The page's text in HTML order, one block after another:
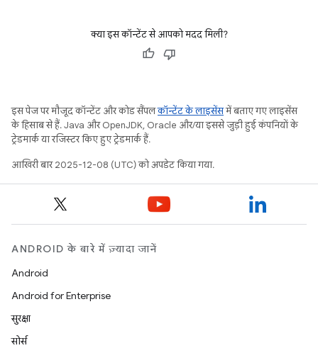
क्या इस कॉन्टेंट से आपको मदद मिली?
इस पेज पर मौजूद कॉन्टेंट और कोड सैंपलकॉन्टेंट के लाइसेंसमें बताए गए लाइसेंस
के हिसाब से हैं. Java और OpenJDK, Oracle और/या इससे जुड़ी हुई कंपनियों के
ट्रेडमार्क या रजिस्टर किए हुए ट्रेडमार्क हैं.
आखिरी बार 2025-12-08 (UTC) को अपडेट किया गया.
ANDROID के बारे में ज़्यादा जानें
Android
Android for Enterprise
सुरक्षा
सोर्स